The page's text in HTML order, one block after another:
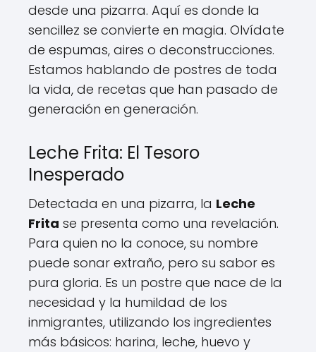
desde una pizarra. Aquí es donde la
sencillez se convierte en magia. Olvídate
de espumas, aires o deconstrucciones.
Estamos hablando de postres de toda
la vida, de recetas que han pasado de
generación en generación.
Leche Frita: El Tesoro
Inesperado
Detectada en una pizarra, la Leche
Frita se presenta como una revelación.
Para quien no la conoce, su nombre
puede sonar extraño, pero su sabor es
pura gloria. Es un postre que nace de la
necesidad y la humildad de los
inmigrantes, utilizando los ingredientes
más básicos: harina, leche, huevo y